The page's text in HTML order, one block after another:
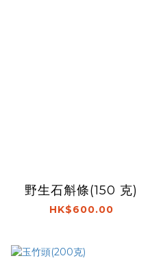
野生石斛條(150 克)
HK$600.00